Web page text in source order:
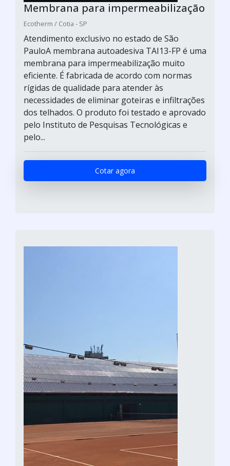
Membrana para impermeabilização
Ecotherm / Cotia - SP
Atendimento exclusivo no estado de São
PauloA membrana autoadesiva TAI13-FP é uma
membrana para impermeabilização muito
eficiente. É fabricada de acordo com normas
rígidas de qualidade para atender às
necessidades de eliminar goteiras e infiltrações
dos telhados. O produto foi testado e aprovado
pelo Instituto de Pesquisas Tecnológicas e
pelo...
Cotar agora